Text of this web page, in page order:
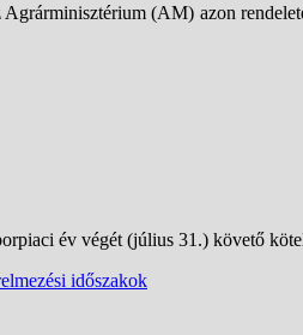
(AM) azon
év végét (július 31.) követő